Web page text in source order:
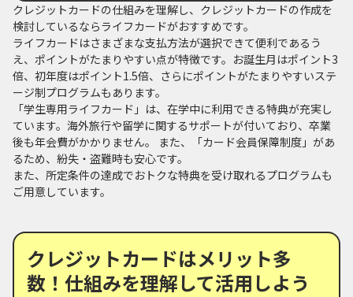
クレジットカードの仕組みを理解し、クレジットカードの作成を
検討しているならライフカードがおすすめです。
ライフカードはさまざまな支払方法が選択できて便利であるう
え、ポイントがたまりやすい点が特徴です。お誕生月はポイント3
倍、初年度はポイント1.5倍、さらにポイントがたまりやすいステ
ージ制プログラムもあります。
「学生専用ライフカード」は、在学中に利用できる特典が充実し
ています。海外旅行や留学に関するサポートが付いており、卒業
後も年会費がかかりません。 また、「カード会員保障制度」があ
るため、紛失・盗難時も安心です。
また、所定条件の達成でおトクな特典を受け取れるプログラムも
ご用意しています。
クレジットカードはメリット多
数！仕組みを理解して活用しよう